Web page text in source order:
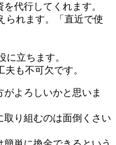
代行してくれます。
られます。「直近で使
立ちます。
も不可欠です。
よろしいかと思いま
取り組むのは面倒くさい